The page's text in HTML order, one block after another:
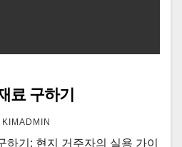
료 구하기
KIMADMIN
하기: 현지 거주자의 실용 가이